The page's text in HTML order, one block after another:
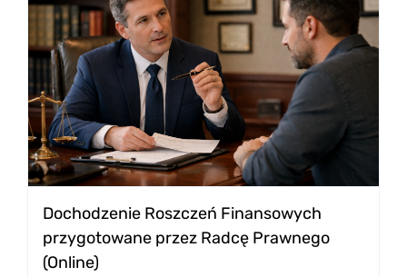
Dochodzenie Roszczeń Finansowych
przygotowane przez Radcę Prawnego
(Online)